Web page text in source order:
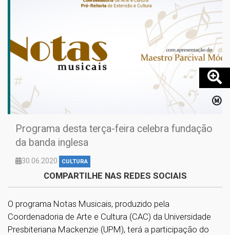
Programa desta terça-feira celebra fundação
da banda inglesa
30.06.2020 CULTURA
COMPARTILHE NAS REDES SOCIAIS
O programa Notas Musicais, produzido pela
Coordenadoria de Arte e Cultura (CAC) da Universidade
Presbiteriana Mackenzie (UPM), terá a participação do